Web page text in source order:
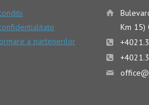
a partenerilor
Km 15)